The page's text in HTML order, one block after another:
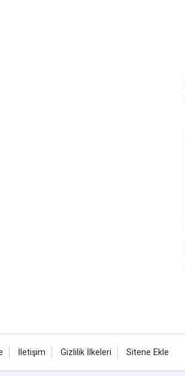
İletişim Gizlilik İlkeleri Sitene Ekle